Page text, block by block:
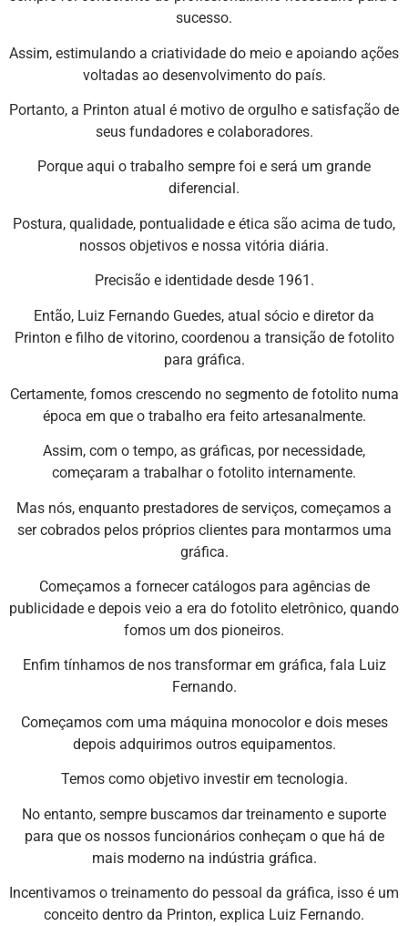
sucesso.
Assim, estimulando a criatividade do meio e apoiando ações
voltadas ao desenvolvimento do país.
Portanto, a Printon atual é motivo de orgulho e satisfação de
seus fundadores e colaboradores.
Porque aqui o trabalho sempre foi e será um grande
diferencial.
Postura, qualidade, pontualidade e ética são acima de tudo,
nossos objetivos e nossa vitória diária.
Precisão e identidade desde 1961.
Então, Luiz Fernando Guedes, atual sócio e diretor da
Printon e filho de vitorino, coordenou a transição de fotolito
para gráfica.
Certamente, fomos crescendo no segmento de fotolito numa
época em que o trabalho era feito artesanalmente.
Assim, com o tempo, as gráficas, por necessidade,
começaram a trabalhar o fotolito internamente.
Mas nós, enquanto prestadores de serviços, começamos a
ser cobrados pelos próprios clientes para montarmos uma
gráfica.
Começamos a fornecer catálogos para agências de
publicidade e depois veio a era do fotolito eletrônico, quando
fomos um dos pioneiros.
Enfim tínhamos de nos transformar em gráfica, fala Luiz
Fernando.
Começamos com uma máquina monocolor e dois meses
depois adquirimos outros equipamentos.
Temos como objetivo investir em tecnologia.
No entanto, sempre buscamos dar treinamento e suporte
para que os nossos funcionários conheçam o que há de
mais moderno na indústria gráfica.
Incentivamos o treinamento do pessoal da gráfica, isso é um
conceito dentro da Printon, explica Luiz Fernando.